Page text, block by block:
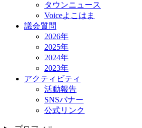
タウンニュース
Voiceよこはま
議会質問
2026年
2025年
2024年
2023年
アクティビティ
活動報告
SNSバナー
公式リンク